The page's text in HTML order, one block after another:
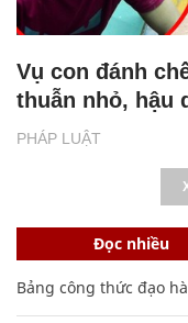
PHÁP LUẬT
Vụ con đánh
thuẫn nhỏ, hậu
Đọc nhiều
Bảng công thức đạo